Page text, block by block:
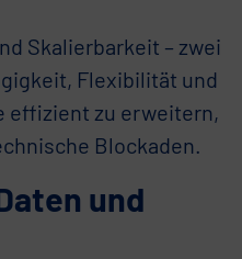
Skalierbarkeit – zwei
Flexibilität und
effizient zu erweitern,
Blockaden.
und